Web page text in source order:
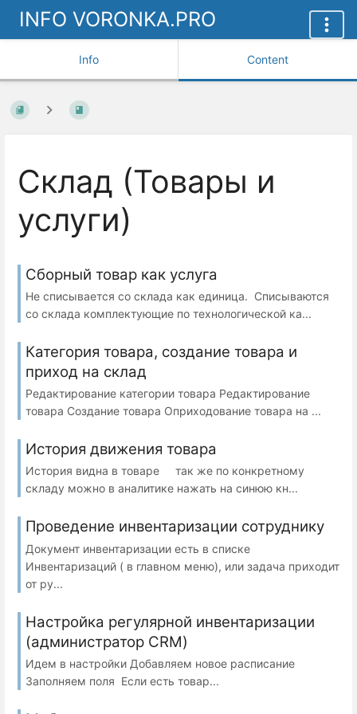
INFO VORONKA.PRO
Info Content
Склад (Товары и
услуги)
Сборный товар как услуга
Не списывается со склада как единица. Списываются
со склада комплектующие по технологической ка...
Категория товара, создание товара и
приход на склад
Редактирование категории товара Редактирование
товара Создание товара Оприходование товара на ...
История движения товара
История видна в товаре так же по конкретному
складу можно в аналитике нажать на синюю кн...
Проведение инвентаризации сотруднику
Документ инвентаризации есть в списке
Инвентаризаций ( в главном меню), или задача приходит
от ру...
Настройка регулярной инвентаризации
(администратор CRM)
Идем в настройки Добавляем новое расписание
Заполняем поля Если есть товар...